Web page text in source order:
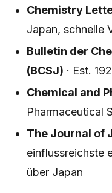
Chemistry
Japan, schnelle
Bulletin der
(BCSJ) · Est.
Chemical and
Pharmaceutical
The Journal of
einflussreichste
über Japan